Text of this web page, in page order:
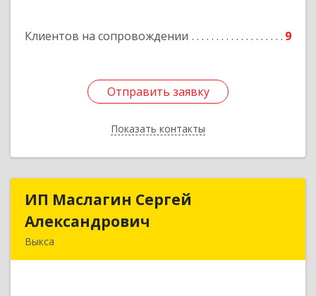
Клиентов на сопровождении 9
Отправить заявку
Показать контакты
Отправить заявку
Назад
ИП Маслагин Сергей
Александрович
Выкса
ИП Маслагин Сергей